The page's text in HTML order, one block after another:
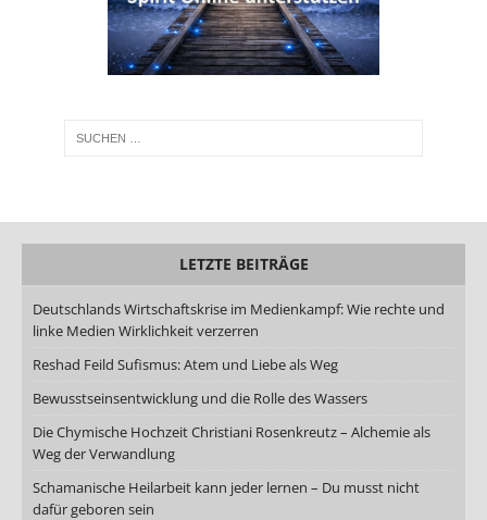
LETZTE BEITRÄGE
Deutschlands Wirtschaftskrise im Medienkampf: Wie rechte und
linke Medien Wirklichkeit verzerren
Reshad Feild Sufismus: Atem und Liebe als Weg
Bewusstseinsentwicklung und die Rolle des Wassers
Die Chymische Hochzeit Christiani Rosenkreutz – Alchemie als
Weg der Verwandlung
Schamanische Heilarbeit kann jeder lernen – Du musst nicht
dafür geboren sein